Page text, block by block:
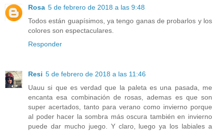
Rosa 5 de febrero de 2018 a las 9:48
Todos están guapísimos, ya tengo ganas de probarlos y los
colores son espectaculares.
Responder
Resi 5 de febrero de 2018 a las 11:46
Uauu si que es verdad que la paleta es una pasada, me
encanta esa combinación de rosas, ademas es que son
super acertados, tanto para verano como invierno porque
al poder hacer la sombra más oscura también en invierno
puede dar mucho juego. Y claro, luego ya los labiales a